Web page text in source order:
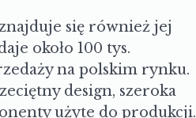
się również jej
około 100 tys.
na polskim rynku.
design, szeroka